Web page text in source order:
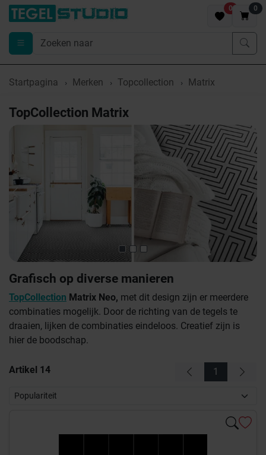
0 0
Startpagina Merken Topcollection Matrix
TopCollection Matrix
Previous
Grafisch op diverse manieren
TopCollection Matrix Neo, met dit design zijn er meerdere
combinaties mogelijk. Door de richting van de tegels te
draaien, lijken de combinaties eindeloos. Creatief zijn is
hier de boodschap.
Artikel 14 1